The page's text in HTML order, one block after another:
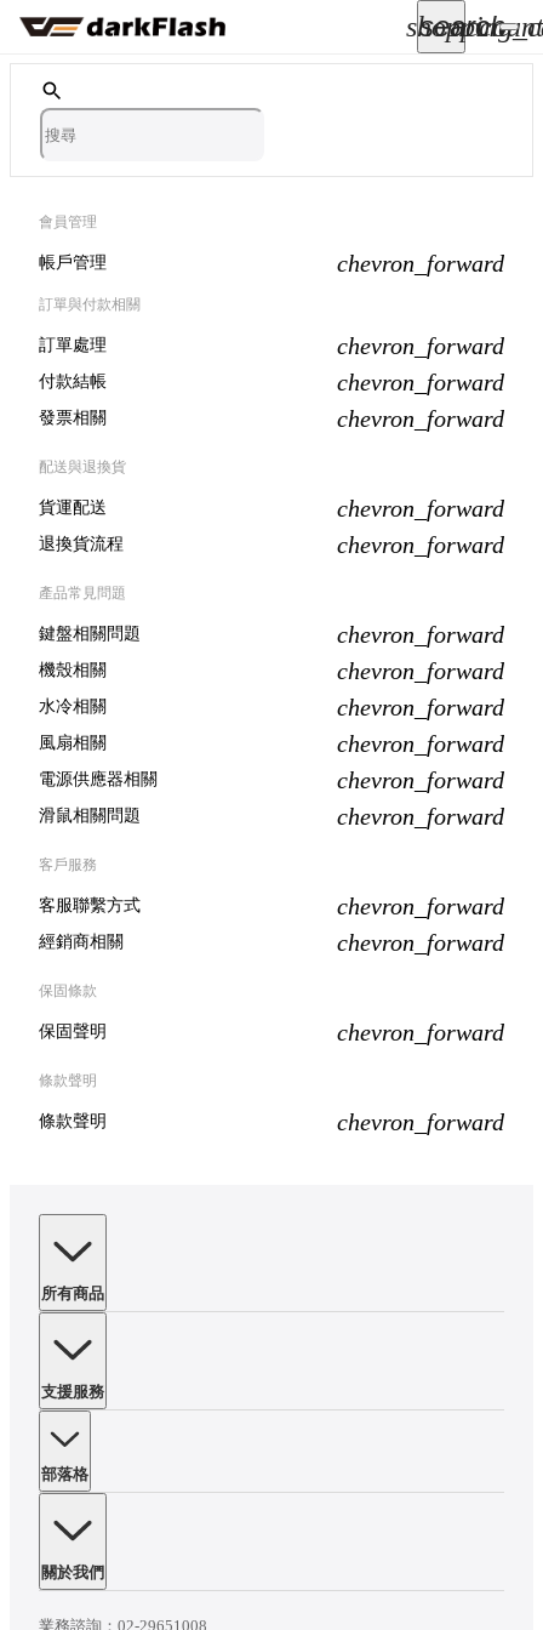
search
keyboard_arrow_down
所有商品
keyboard_arrow_down
關於我們
keyboard_arrow_down
keyboard_arrow_down
支援服務
快速詢價
成為經銷商
會員管理
帳戶管理 chevron_forward
訂單與付款相關
訂單處理 chevron_forward
付款結帳 chevron_forward
發票相關 chevron_forward
配送與退換貨
貨運配送 chevron_forward
退換貨流程 chevron_forward
產品常見問題
鍵盤相關問題 chevron_forward
機殼相關 chevron_forward
水冷相關 chevron_forward
風扇相關 chevron_forward
電源供應器相關 chevron_forward
滑鼠相關問題 chevron_forward
客戶服務
客服聯繫方式 chevron_forward
經銷商相關 chevron_forward
保固條款
保固聲明 chevron_forward
條款聲明
條款聲明 chevron_forward
所有商品
支援服務
部落格
關於我們
業務諮詢： 02-29651008